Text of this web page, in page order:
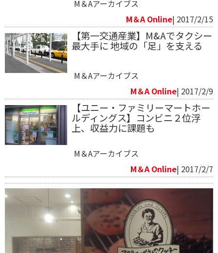
M＆Aアーカイブス
M＆A Online| 2017/2/15
【第一交通産業】M&Aでタクシー
最大手に 地域の「足」を支える
M＆Aアーカイブス
M＆A Online| 2017/2/9
【ユニー・ファミリーマートホー
ルディングス】コンビニ２位浮
上、収益力に課題も
M＆Aアーカイブス
M＆A Online| 2017/2/7